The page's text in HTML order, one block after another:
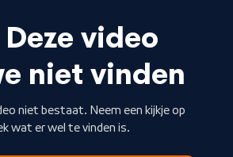
video
niet vinden
niet bestaat. Neem een kijkje op
wat er wel te vinden is.